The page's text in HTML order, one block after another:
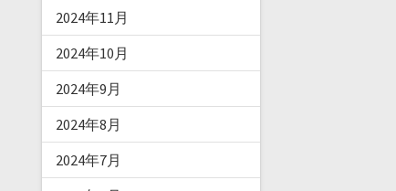
2024年11月
2024年10月
2024年9月
2024年8月
2024年7月